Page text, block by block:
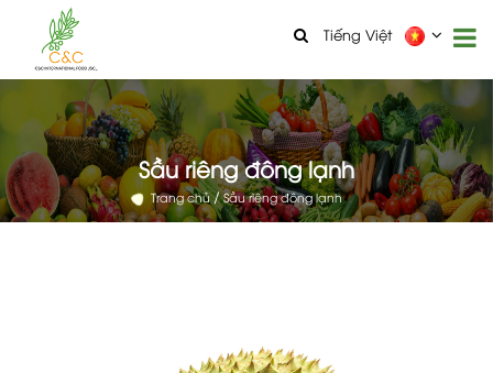
Tiếng Việt
Sầu riêng đông lạnh
Trang chủ Sầu riêng đông lạnh